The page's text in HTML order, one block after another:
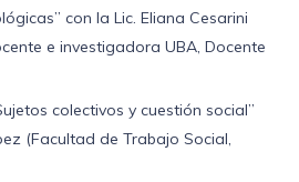
con la Lic. Eliana Cesarini
e investigadora UBA, Docente
colectivos y cuestión social”
(Facultad de Trabajo Social,